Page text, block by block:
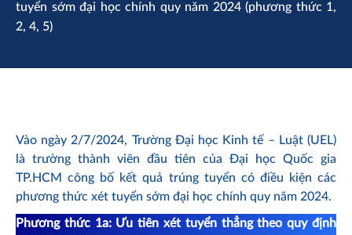
tuyển sớm đại học chính quy năm 2024 (phương thức 1,
2, 4, 5)
Vào ngày 2/7/2024, Trường Đại học Kinh tế – Luật (UEL)
là trường thành viên đầu tiên của Đại học Quốc gia
TP.HCM công bố kết quả trúng tuyển có điều kiện các
phương thức xét tuyển sớm đại học chính quy năm 2024.
Phương thức 1a: Ưu tiên xét tuyển thẳng theo quy định